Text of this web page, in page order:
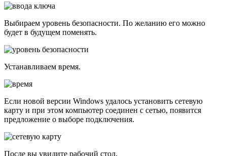
Выбираем уровень безопасности. По желанию его можно
будет в будущем поменять.
Устанавливаем время.
Если новой версии Windows удалось установить сетевую
карту и при этом компьютер соединен с сетью, появится
предложение о выборе подключения.
После вы увидите рабочий стол.